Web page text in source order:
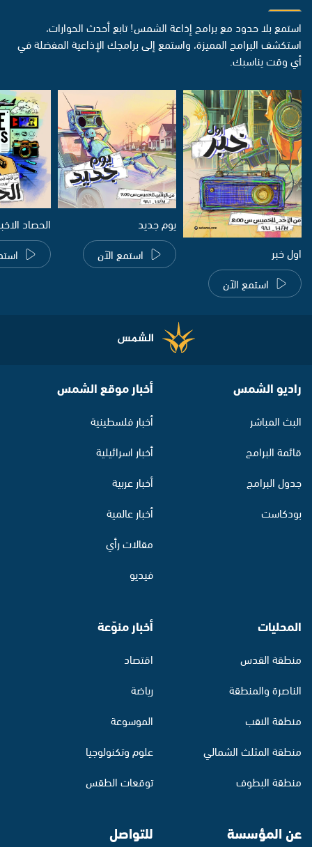
استمع بلا حدود مع برامج إذاعة الشمس! تابع أحدث الحوارات،
استكشف البرامج المميزة، واستمع إلى برامجك الإذاعية المفضلة في
أي وقت يناسبك.
اول خبر
استمع الآن
يوم جديد
استمع الآن
الحصاد
راديو الشمس
البث المباشر
قائمة البرامج
جدول البرامج
بودكاست
أخبار موقع الشمس
أخبار فلسطينية
أخبار اسرائيلية
أخبار عربية
أخبار عالمية
مقالات رأي
فيديو
المحليات
منطقة القدس
الناصرة والمنطقة
منطقة النقب
منطقة المثلث الشمالي
منطقة البطوف
أخبار منوّعة
اقتصاد
رياضة
الموسوعة
علوم وتكنولوجيا
توقعات الطقس
عن المؤسسة للتواصل